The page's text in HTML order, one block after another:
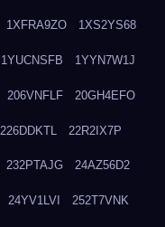
1XFRA9ZO 1XS2YS68
1YUCNSFB 1YYN7W1J
206VNFLF 20GH4EFO
226DDKTL 22R2IX7P
232PTAJG 24AZ56D2
24YV1LVI 252T7VNK